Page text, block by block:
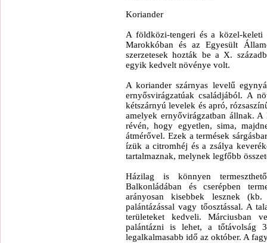
Koriander
A földközi-tengeri és a közel-keleti
Marokkóban és az Egyesült
szerzetesek hozták be a X.
egyik kedvelt növénye volt.
A koriander szárnyas levelű
ernyősvirágzatúak családjából. A
kétszárnyú levelek és apró,
amelyek ernyővirágzatban állnak. A
révén, hogy egyetlen, sima,
átmérővel. Ezek a termések
ízük a citromhéj és a zsálya
tartalmaznak, melynek legfőbb
Házilag is könnyen
Balkonládában és cserépben
arányosan kisebbek lesznek
palántázással vagy tőosztással. A
területeket kedveli. Márciusban
palántázni is lehet, a tőtávolság
legalkalmasabb idő az október. A